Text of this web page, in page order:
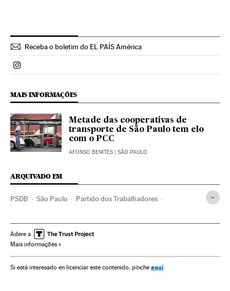
Receba o boletim do EL PAÍS América
Politica El País Brasil en Instagram
MAIS INFORMAÇÕES
Metade das cooperativas de
transporte de São Paulo tem elo
com o PCC
AFONSO BENITES | SÃO PAULO
ARQUIVADO EM
PSDB São Paulo Partido dos Trabalhadores
Brasil Crime organizado
América do Sul
Delinquência América do Norte Ásia oriental
Adere a
Mais informações
Si está interesado en licenciar este contenido, pinche aquí